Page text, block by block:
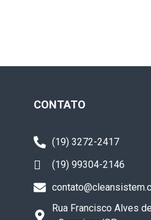
CONTATO
(19) 3272-2417
(19) 99304-2146
Rua Francisco Alves